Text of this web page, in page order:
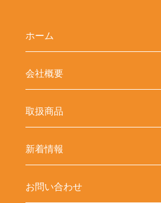
ホーム
会社概要
取扱商品
新着情報
お問い合わせ